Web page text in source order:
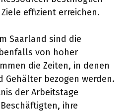
effizient erreichen.
Saarland sind die
von hoher
die Zeiten, in denen
Gehälter bezogen werden.
der Arbeitstage
ihre